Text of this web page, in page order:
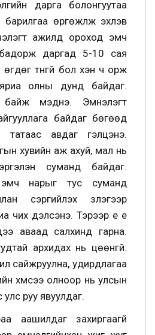
дарга болонгуутаа
өргөжүүлж эхлэв
ажилд ороход эмч
даргад 5-10 сая
түүнгүй бол хэн ч орж
яриа олны дунд байдаг.
байж мэднэ. Эмнэлэгт
байдаг бөгөөд
татаас авдаг гэлцэнэ.
хувийн аж ахуй, мал нь
суманд байдаг.
эмч нарыг тус суманд
сэргийлэх үзлэгээр
чих дэлсэнэ. Тэрээр үе үе
аваад салхинд гарна.
архидах нь цөөнгүй.
сайжруулна, удирдлагаа
хүмүүсээ олноор нь улсын
руу явуулдаг.
аашилдаг захиргаагүй